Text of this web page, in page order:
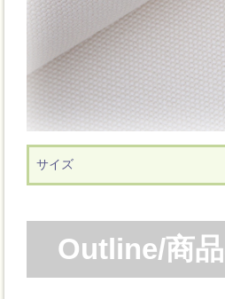
サイズ
Outline/商